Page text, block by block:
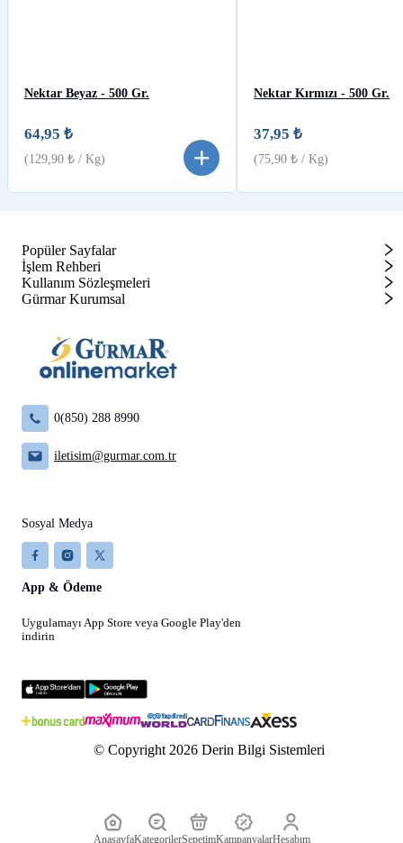
Nektar Beyaz - 500 Gr.
64,95 ₺
(129,90 ₺ / Kg)
Nektar Kırmızı - 500 Gr.
37,95 ₺
(75,90 ₺ / Kg)
AnasayfaKategorilerSepetimKampanyalarHesabım
Popüler Sayfalar
İşlem Rehberi
Kullanım Sözleşmeleri
Gürmar Kurumsal
0(850) 288 8990
iletisim@gurmar.com.tr
Sosyal Medya
App & Ödeme
Uygulamayı App Store veya Google Play'den
indirin
© Copyright 2026 Derin Bilgi Sistemleri